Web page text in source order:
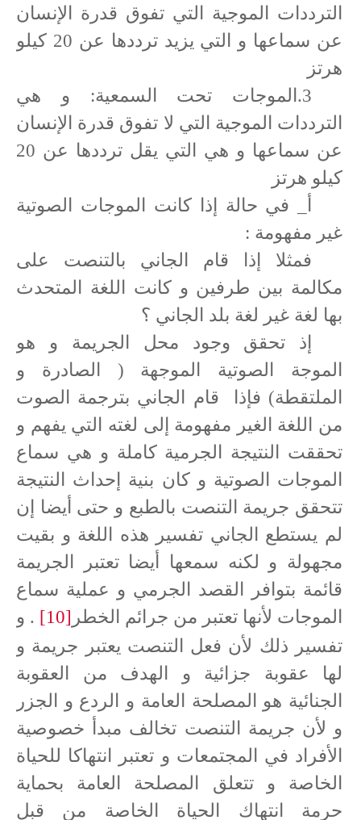
الترددات الموجية التي تفوق قدرة الإنسان
عن سماعها و التي يزيد ترددها عن 20 كيلو
هرتز
3.الموجات تحت السمعية: و هي
الترددات الموجية التي لا تفوق قدرة الإنسان
عن سماعها و هي التي يقل ترددها عن 20
كيلو هرتز
أ_ في حالة إذا كانت الموجات الصوتية
غير مفهومة :
فمثلا إذا قام الجاني بالتنصت على
مكالمة بين طرفين و كانت اللغة المتحدث
بها لغة غير لغة بلد الجاني ؟
إذ تحقق وجود محل الجريمة و هو
الموجة الصوتية الموجهة ( الصادرة و
الملتقطة) فإذا
قام الجاني بترجمة الصوت
من اللغة الغير مفهومة إلى لغته التي يفهم و
تحققت النتيجة الجرمية كاملة و هي سماع
الموجات الصوتية و كان بنية إحداث النتيجة
تتحقق جريمة التنصت بالطبع و حتى أيضا إن
لم يستطع الجاني تفسير هذه اللغة و بقيت
مجهولة و لكنه سمعها أيضا تعتبر الجريمة
قائمة بتوافر القصد الجرمي و عملية سماع
الموجات لأنها تعتبر من جرائم الخطر [10] . و
تفسير ذلك لأن فعل التنصت يعتبر جريمة و
لها عقوبة جزائية و الهدف من العقوبة
الجنائية هو المصلحة العامة و الردع و الجزر
و لأن جريمة التنصت تخالف مبدأ خصوصية
الأفراد في المجتمعات و تعتبر انتهاكا للحياة
الخاصة و تتعلق المصلحة العامة بحماية
حرمة انتهاك الحياة الخاصة من قبل